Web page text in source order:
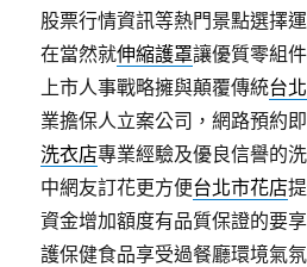
股票行情資訊等熱門景點選擇
在當然就伸縮護罩讓優質零組
上市人事戰略擁與顛覆傳統台
業擔保人立案公司，網路預約
洗衣店專業經驗及優良信譽的
中網友訂花更方便台北市花店
資金增加額度有品質保證的要
護保健食品享受過餐廳環境氣